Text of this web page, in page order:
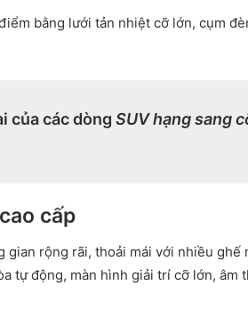
bằng lưới tản nhiệt cỡ lớn, cụm
của các dòng SUV hạng sang
cấp
gian rộng rãi, thoải mái với nhiều ghế
tự động, màn hình giải trí cỡ lớn, âm